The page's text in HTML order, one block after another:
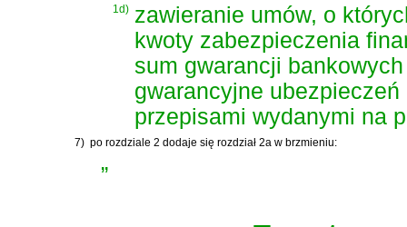
1d) zawieranie umów, o
kwoty zabezpieczenia
sum gwarancji
gwarancyjne
przepisami wydanymi na
7) po rozdziale 2 dodaje się rozdział 2a w brzmieniu:
„